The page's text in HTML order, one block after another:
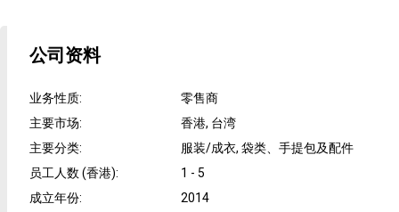
公司资料
业务性质:
零售商
主要市场:
香港, 台湾
主要分类:
服装/成衣, 袋类、手提包及配件
员工人数 (香港):
1 - 5
成立年份: 2014